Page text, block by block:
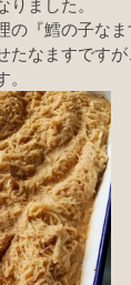
りました。
の『鱈の子なま
たなますです